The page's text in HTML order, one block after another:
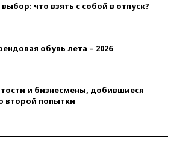
что взять с собой в отпуск?
обувь лета – 2026
и бизнесмены, добившиеся
второй попытки